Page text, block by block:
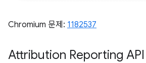
Chromium 문제: 1182537
Attribution Reporting API